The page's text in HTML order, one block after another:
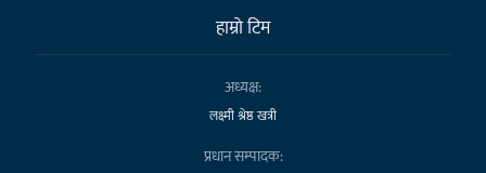
हाम्राे टिम
अध्यक्ष:
लक्ष्मी श्रेष्ठ खत्री
प्रधान सम्पादक: